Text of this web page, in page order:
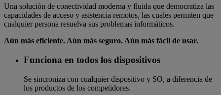
Una solución de conectividad moderna y fluida que democratiza las
capacidades de acceso y asistencia remotos, las cuales permiten que
cualquier persona resuelva sus problemas informáticos.
Aún más eficiente. Aún más seguro. Aún más fácil de usar.
Funciona en todos los dispositivos
Se sincroniza con cualquier dispositivo y SO, a diferencia de
los productos de los competidores.